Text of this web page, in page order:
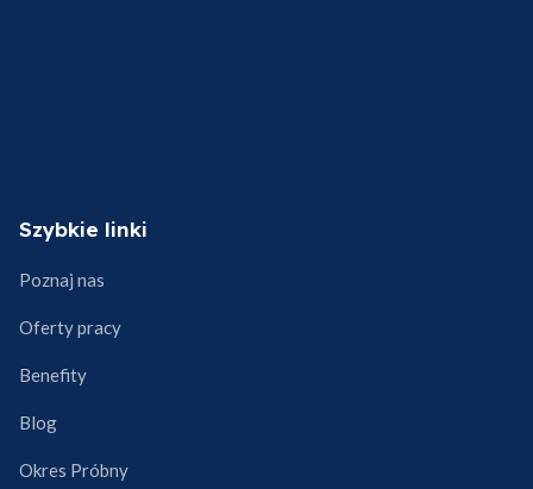
Szybkie linki
Poznaj nas
Oferty pracy
Benefity
Blog
Okres Próbny